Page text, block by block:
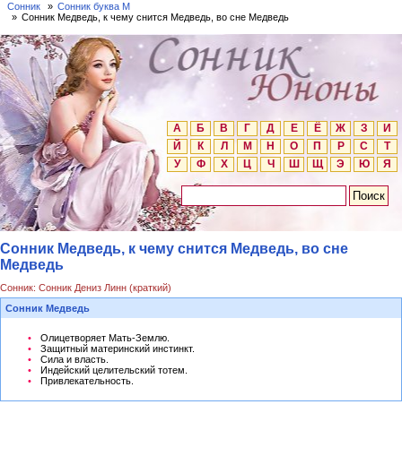
Сонник
Сонник буква М
Сонник Медведь, к чему снится Медведь, во сне Медведь
А Б В Г Д Е Ё Ж З
И
Й
К Л М Н О П Р С
Т
У
Ф Х Ц Ч Ш Щ Э Ю Я
Сонник Медведь, к чему снится Медведь, во сне
Медведь
Сонник: Сонник Дениз Линн (краткий)
Сонник Медведь
Олицетворяет Мать-Землю.
Защитный материнский инстинкт.
Сила и власть.
Индейский целительский тотем.
Привлекательность.